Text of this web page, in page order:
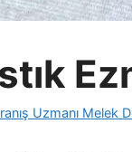
Uzmanı Melek